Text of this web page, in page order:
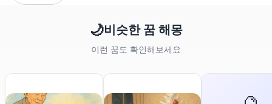
🌙비슷한 꿈 해몽
이런 꿈도 확인해보세요